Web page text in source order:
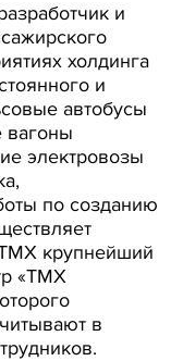
и
холдинга
и
автобусы
вагоны
электровозы
по созданию
крупнейший
«ТМХ
в